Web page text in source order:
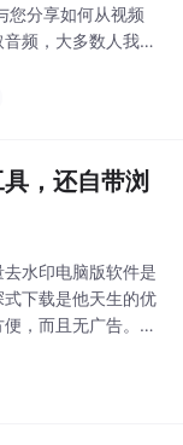
您分享如何从视频
频，大多数人我都
件，它具有多种功
，还自带浏
水印电脑版软件是
下载是他天生的优
，而且无广告。接
只需复制音乐链接